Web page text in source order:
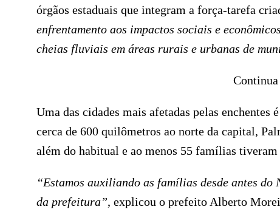
órgãos estaduais que integram a força-tarefa
enfrentamento aos impactos sociais e
cheias fluviais em áreas rurais e urbanas de
Uma das cidades mais afetadas pelas
cerca de 600 quilômetros ao norte da capital,
além do habitual e ao menos 55 famílias tiveram
“Estamos auxiliando as famílias desde antes
da prefeitura”, explicou o prefeito Alberto